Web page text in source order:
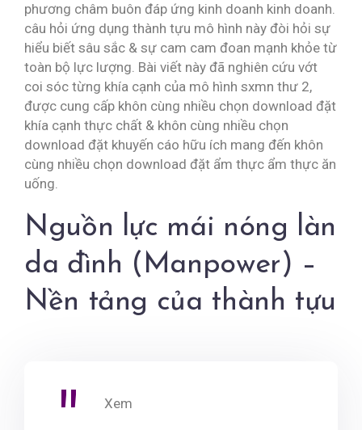
phương châm buôn đáp ứng kinh doanh kinh doanh.
câu hỏi ứng dụng thành tựu mô hình này đòi hỏi sự
hiểu biết sâu sắc & sự cam cam đoan mạnh khỏe từ
toàn bộ lực lượng. Bài viết này đã nghiên cứu vớt
coi sóc từng khía cạnh của mô hình sxmn thư 2,
được cung cấp khôn cùng nhiều chọn download đặt
khía cạnh thực chất & khôn cùng nhiều chọn
download đặt khuyến cáo hữu ích mang đến khôn
cùng nhiều chọn download đặt ẩm thực ẩm thực ăn
uống.
Nguồn lực mái nóng làn
da đình (Manpower) –
Nền tảng của thành tựu
Xem